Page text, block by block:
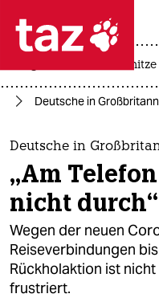
 taz
taz
themen
politik
öko
gesellschaft
kultur
hitze
Deutsche in
Deutsche in
„Am
nicht durch“
Wegen der neuen
Reiseverbindungen
Rückholaktion ist
frustriert.